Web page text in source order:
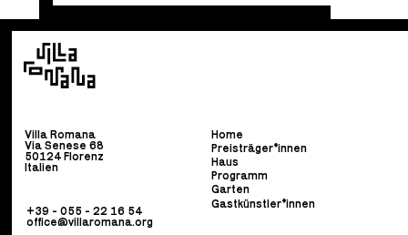
Villa Romana
Via Senese 68
50124 Florenz
Italien
+39 - 055 - 22 16 54
office@villaromana.org
Home
Preisträger*innen
Haus
Programm
Garten
Gastkünstler*innen